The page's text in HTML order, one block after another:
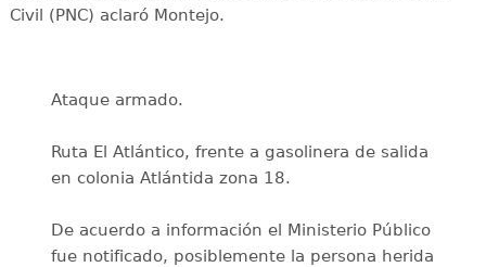
Civil (PNC) aclaró Montejo.
Ataque armado.
Ruta El Atlántico, frente a gasolinera de salida
en colonia Atlántida zona 18.
De acuerdo a información el Ministerio Público
fue notificado, posiblemente la persona herida